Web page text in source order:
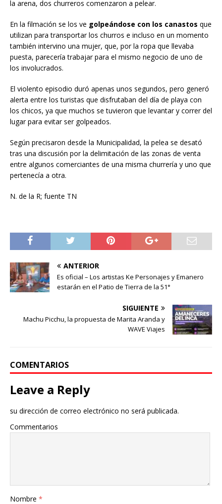
la arena, dos churreros comenzaron a pelear.
En la filmación se los ve golpeándose con los canastos que
utilizan para transportar los churros e incluso en un momento
también intervino una mujer, que, por la ropa que llevaba
puesta, parecería trabajar para el mismo negocio de uno de
los involucrados.
El violento episodio duró apenas unos segundos, pero generó
alerta entre los turistas que disfrutaban del día de playa con
los chicos, ya que muchos se tuvieron que levantar y correr del
lugar para evitar ser golpeados.
Según precisaron desde la Municipalidad, la pelea se desató
tras una discusión por la delimitación de las zonas de venta
entre algunos comerciantes de una misma churrería y uno que
pertenecía a otra.
N. de la R; fuente TN
ANTERIOR
Es oficial – Los artistas Ke Personajes y Emanero
estarán en el Patio de Tierra de la 51°
SIGUIENTE
Machu Picchu, la propuesta de Marita Aranda y
WAVE Viajes
COMENTARIOS
Leave a Reply
su dirección de correo electrónico no será publicada.
Commentarios
Nombre *